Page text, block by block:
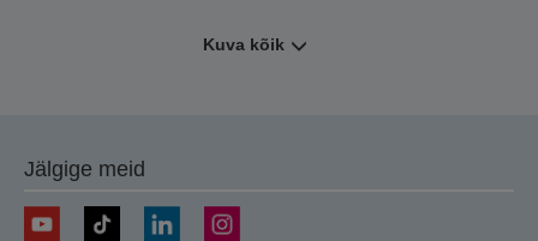
Kuva kõik
Jälgige meid